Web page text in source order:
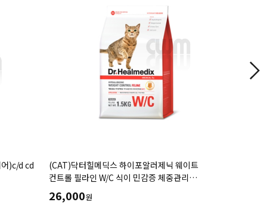
이트
(CAT)로얄캐닌 캣 가스트로인테스티널
(2KG,4KG)
37,000원